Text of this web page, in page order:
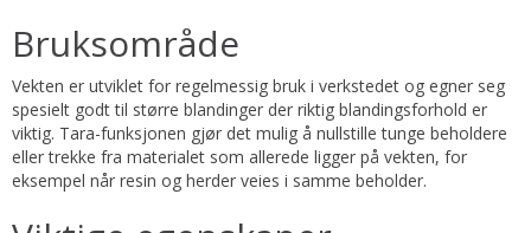
Bruksområde
Vekten er utviklet for regelmessig bruk i verkstedet og egner seg
spesielt godt til større blandinger der riktig blandingsforhold er
viktig. Tara-funksjonen gjør det mulig å nullstille tunge beholdere
eller trekke fra materialet som allerede ligger på vekten, for
eksempel når resin og herder veies i samme beholder.